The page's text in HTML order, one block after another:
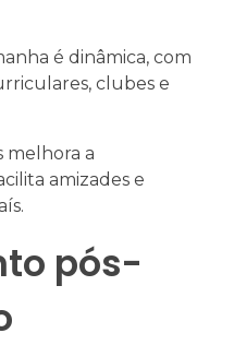
é dinâmica, com
clubes e
melhora a
amizades e
pós-